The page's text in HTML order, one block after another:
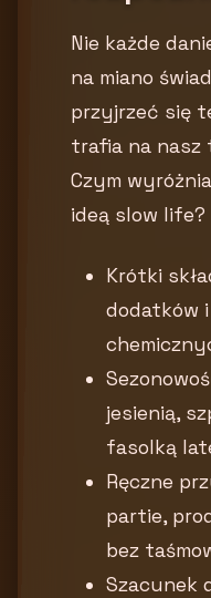
Nie każde
na miano
przyjrzeć się
trafia na nasz
Czym
ideą slow life?
Krótki
dodatków
jesienią,
fasolką
Ręczne
partie,
bez
Szacunek